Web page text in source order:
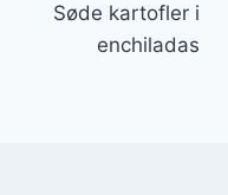
Søde kartofler i
enchiladas